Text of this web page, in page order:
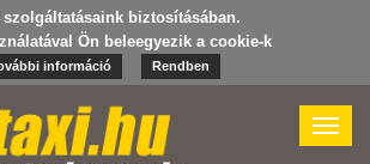
biztosításában.
Ön beleegyezik a cookie-k
információ Rendben
Toggle